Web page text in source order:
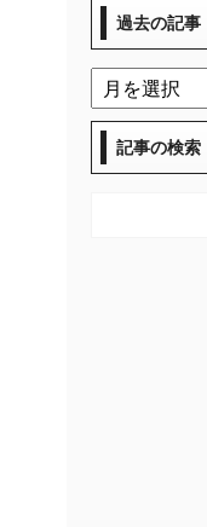
過去の記事
記事の検索